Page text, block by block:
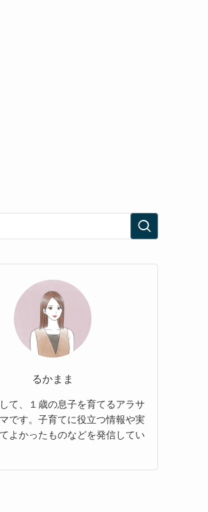
るかまま
て、１歳の息子を育てるアラサ
です。子育てに役立つ情報や実
よかったものなどを発信してい